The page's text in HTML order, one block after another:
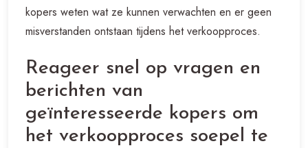
kopers weten wat ze kunnen verwachten en er geen
misverstanden ontstaan tijdens het verkoopproces.
Reageer snel op vragen en
berichten van
geïnteresseerde kopers om
het verkoopproces soepel te